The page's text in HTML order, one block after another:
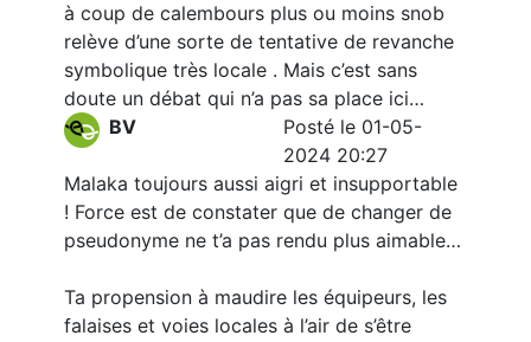
à coup de calembours plus ou moins snob
relève d’une sorte de tentative de revanche
symbolique très locale . Mais c’est sans
doute un débat qui n’a pas sa place ici…
BV
Posté le 01-05-
2024 20:27
Malaka toujours aussi aigri et insupportable
! Force est de constater que de changer de
pseudonyme ne t’a pas rendu plus aimable…
Ta propension à maudire les équipeurs, les
falaises et voies locales à l’air de s’être